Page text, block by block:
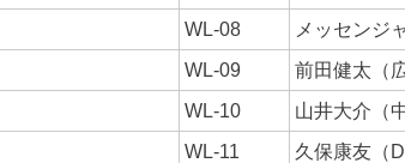
WL-08
メッセンジ
WL-09
前田健太（
WL-10
山井大介（
WL-11
久保康友（